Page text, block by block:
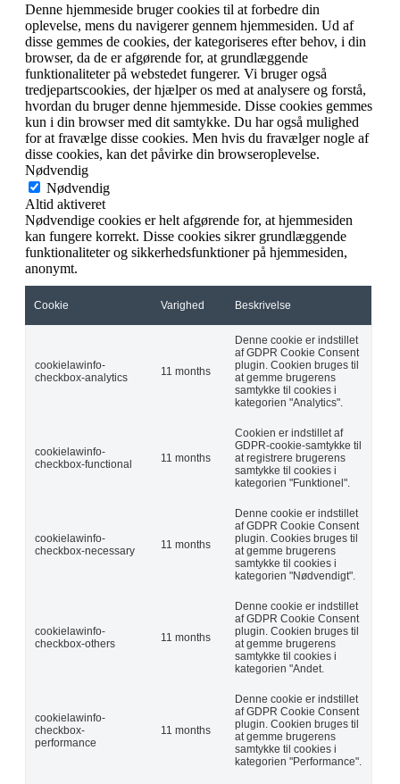
Denne hjemmeside bruger cookies til at forbedre din
oplevelse, mens du navigerer gennem hjemmesiden. Ud af
disse gemmes de cookies, der kategoriseres efter behov, i din
browser, da de er afgørende for, at grundlæggende
funktionaliteter på webstedet fungerer. Vi bruger også
tredjepartscookies, der hjælper os med at analysere og forstå,
hvordan du bruger denne hjemmeside. Disse cookies gemmes
kun i din browser med dit samtykke. Du har også mulighed
for at fravælge disse cookies. Men hvis du fravælger nogle af
disse cookies, kan det påvirke din browseroplevelse.
Nødvendig
Nødvendig
Altid aktiveret
Nødvendige cookies er helt afgørende for, at hjemmesiden
kan fungere korrekt. Disse cookies sikrer grundlæggende
funktionaliteter og sikkerhedsfunktioner på hjemmesiden,
anonymt.
Cookie Varighed Beskrivelse
cookielawinfo-
checkbox-analytics
11 months
Denne cookie er indstillet
af GDPR Cookie Consent
plugin. Cookien bruges til
at gemme brugerens
samtykke til cookies i
kategorien "Analytics".
cookielawinfo-
checkbox-functional
11 months
Cookien er indstillet af
GDPR-cookie-samtykke til
at registrere brugerens
samtykke til cookies i
kategorien "Funktionel".
cookielawinfo-
checkbox-necessary
11 months
Denne cookie er indstillet
af GDPR Cookie Consent
plugin. Cookies bruges til
at gemme brugerens
samtykke til cookies i
kategorien "Nødvendigt".
cookielawinfo-
checkbox-others
11 months
Denne cookie er indstillet
af GDPR Cookie Consent
plugin. Cookien bruges til
at gemme brugerens
samtykke til cookies i
kategorien "Andet.
cookielawinfo-
checkbox-
performance
11 months
Denne cookie er indstillet
af GDPR Cookie Consent
plugin. Cookien bruges til
at gemme brugerens
samtykke til cookies i
kategorien "Performance".